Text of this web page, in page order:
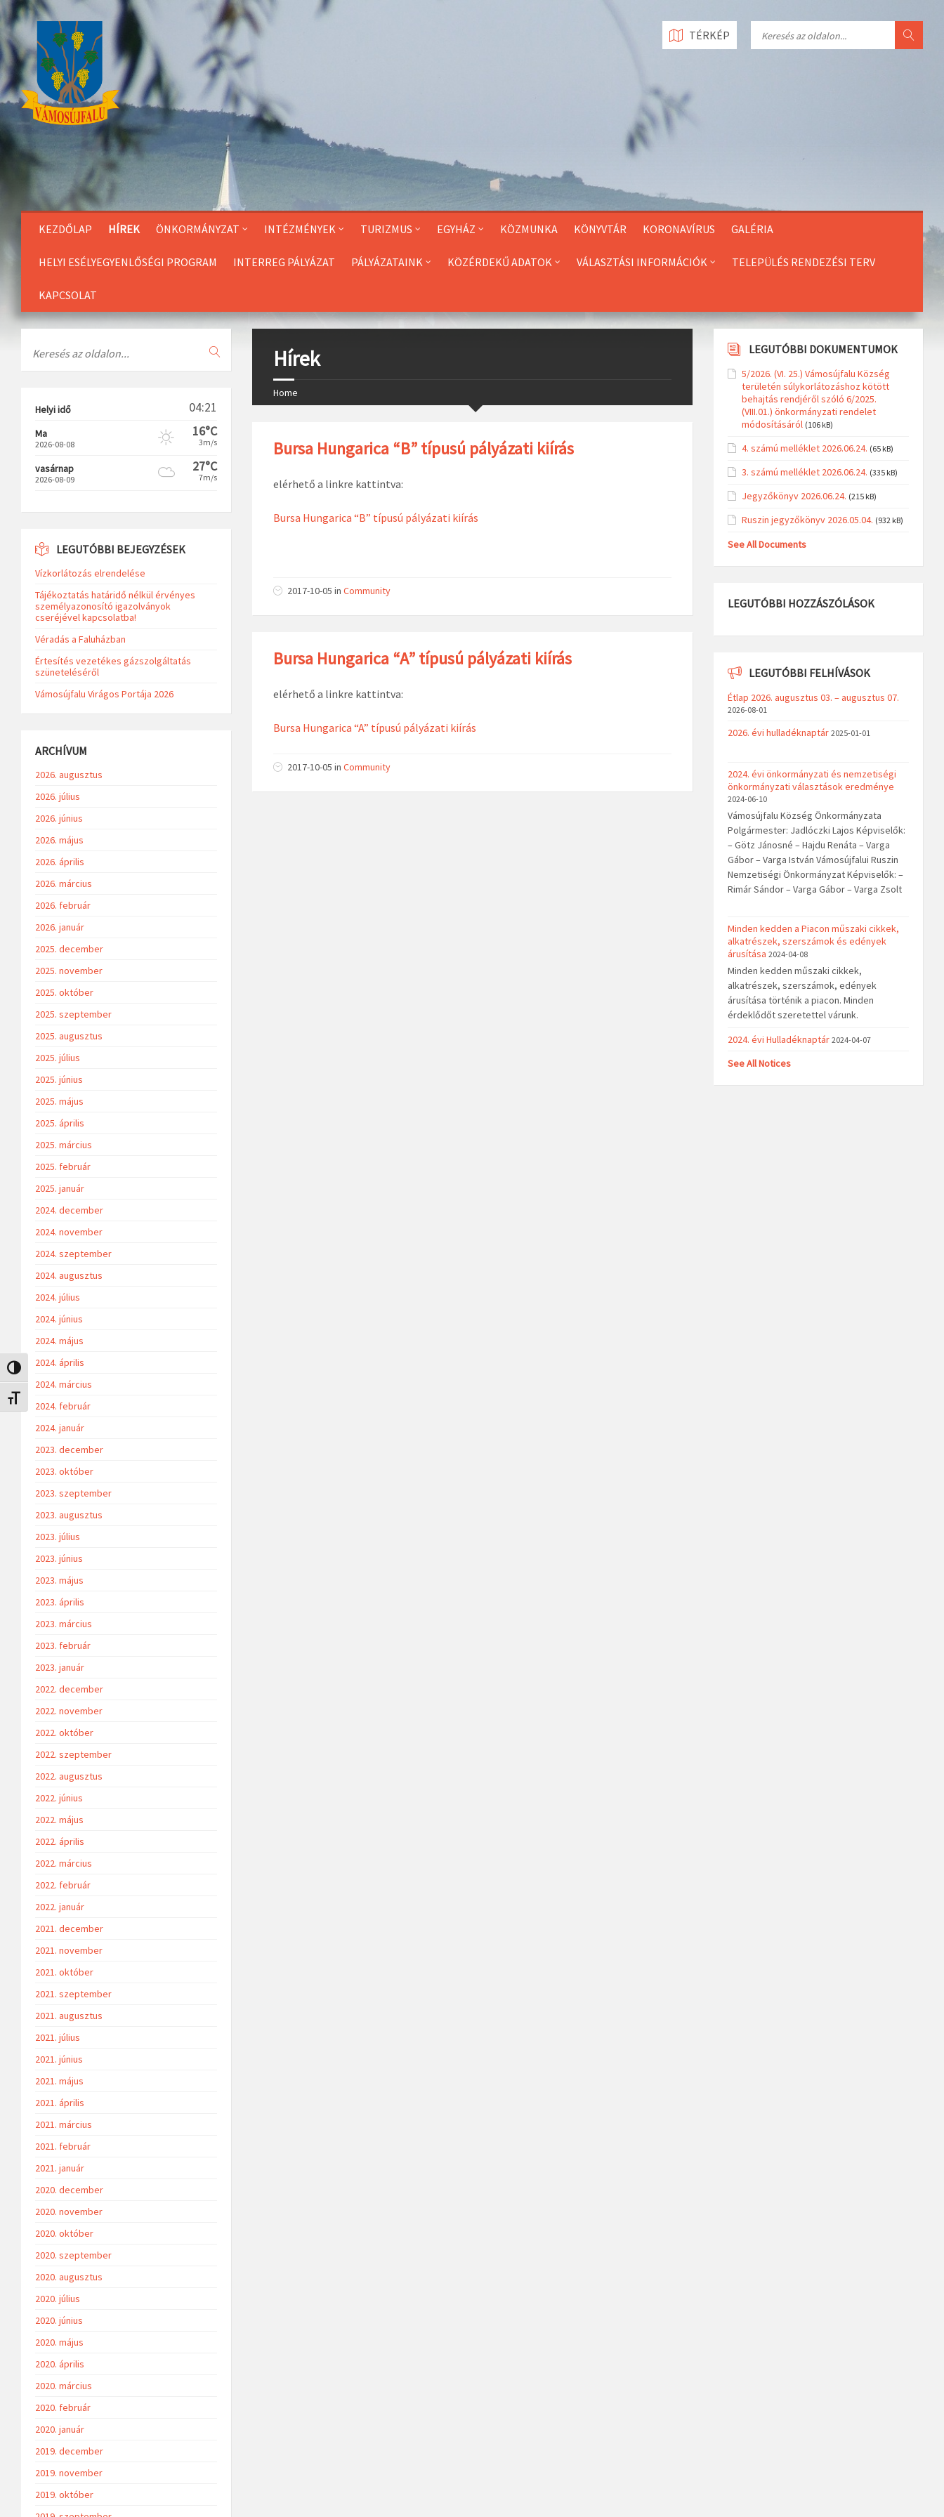
Skip
to
Content
Nagy kontraszt váltása
Betűméret váltása
KEZDŐLAP HÍREK ÖNKORMÁNYZAT INTÉZMÉNYEK TURIZMUS EGYHÁZ KÖZMUNKA KÖNYVTÁR KORONAVÍRUS GALÉRIA
HELYI ESÉLYEGYENLŐSÉGI PROGRAM INTERREG PÁLYÁZAT PÁLYÁZATAINK KÖZÉRDEKŰ ADATOK VÁLASZTÁSI INFORMÁCIÓK TELEPÜLÉS RENDEZÉSI TERV
KAPCSOLAT
TÉRKÉP
Hírek
Home
Bursa Hungarica “B” típusú pályázati kiírás
elérhető a linkre kattintva:
Bursa Hungarica “B” típusú pályázati kiírás
2017-10-05 in Community
Bursa Hungarica “A” típusú pályázati kiírás
elérhető a linkre kattintva:
Bursa Hungarica “A” típusú pályázati kiírás
2017-10-05 in Community
Helyi idő 04:21
Ma
2026-08-08
16°C
3m/s
vasárnap
2026-08-09
27°C
7m/s
LEGUTÓBBI BEJEGYZÉSEK
Vízkorlátozás elrendelése
Tájékoztatás határidő nélkül érvényes
személyazonosító igazolványok
cseréjével kapcsolatba!
Véradás a Faluházban
Értesítés vezetékes gázszolgáltatás
szüneteléséről
Vámosújfalu Virágos Portája 2026
ARCHÍVUM
2026. augusztus
2026. július
2026. június
2026. május
2026. április
2026. március
2026. február
2026. január
2025. december
2025. november
2025. október
2025. szeptember
2025. augusztus
2025. július
2025. június
2025. május
2025. április
2025. március
2025. február
2025. január
2024. december
2024. november
2024. szeptember
2024. augusztus
2024. július
2024. június
2024. május
2024. április
2024. március
2024. február
2024. január
2023. december
2023. október
2023. szeptember
2023. augusztus
2023. július
2023. június
2023. május
2023. április
2023. március
2023. február
2023. január
2022. december
2022. november
2022. október
2022. szeptember
2022. augusztus
2022. június
2022. május
2022. április
2022. március
2022. február
2022. január
2021. december
2021. november
2021. október
2021. szeptember
2021. augusztus
2021. július
2021. június
2021. május
2021. április
2021. március
2021. február
2021. január
2020. december
2020. november
2020. október
2020. szeptember
2020. augusztus
2020. július
2020. június
2020. május
2020. április
2020. március
2020. február
2020. január
2019. december
2019. november
2019. október
LEGUTÓBBI DOKUMENTUMOK
5/2026. (VI. 25.) Vámosújfalu Község
területén súlykorlátozáshoz kötött
behajtás rendjéről szóló 6/2025.
(VIII.01.) önkormányzati rendelet
módosításáról (106 kB)
4. számú melléklet 2026.06.24. (65 kB)
3. számú melléklet 2026.06.24. (335 kB)
Jegyzőkönyv 2026.06.24. (215 kB)
Ruszin jegyzőkönyv 2026.05.04. (932 kB)
See All Documents
LEGUTÓBBI HOZZÁSZÓLÁSOK
LEGUTÓBBI FELHÍVÁSOK
Étlap 2026. augusztus 03. – augusztus 07.
2026-08-01
2026. évi hulladéknaptár 2025-01-01
2024. évi önkormányzati és nemzetiségi
önkormányzati választások eredménye
2024-06-10
Vámosújfalu Község Önkormányzata
Polgármester: Jadlóczki Lajos Képviselők:
– Götz Jánosné – Hajdu Renáta – Varga
Gábor – Varga István Vámosújfalui Ruszin
Nemzetiségi Önkormányzat Képviselők: –
Rimár Sándor – Varga Gábor – Varga Zsolt
Minden kedden a Piacon műszaki cikkek,
alkatrészek, szerszámok és edények
árusítása 2024-04-08
Minden kedden műszaki cikkek,
alkatrészek, szerszámok, edények
árusítása történik a piacon. Minden
érdeklődőt szeretettel várunk.
2024. évi Hulladéknaptár 2024-04-07
See All Notices